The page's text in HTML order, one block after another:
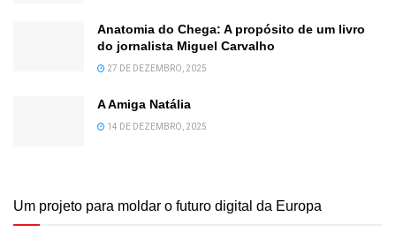
Anatomia do Chega: A propósito de um livro
do jornalista Miguel Carvalho
27 DE DEZEMBRO, 2025
A Amiga Natália
14 DE DEZEMBRO, 2025
Um projeto para moldar o futuro digital da Europa